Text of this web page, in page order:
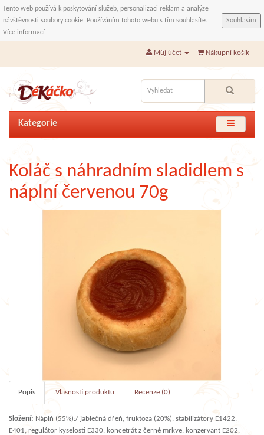
Tento web používá k poskytování služeb, personalizaci reklam a analýze
návštěvnosti soubory cookie. Používáním tohoto webu s tím souhlasíte.
Více informací
Souhlasím
Můj účet Nákupní košík
Kategorie
Koláč s náhradním sladidlem s
náplní červenou 70g
Popis Vlasnosti produktu Recenze (0)
Složení: Náplň (55%):/ jablečná dřeň, fruktoza (20%), stabilizátory E1422,
E401, regulátor kyselosti E330, koncetrát z černé mrkve, konzervant E202,